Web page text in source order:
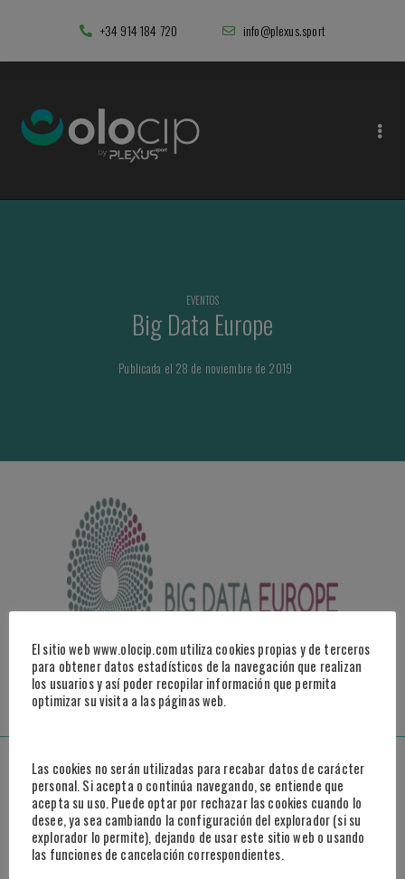
+34 914 184 720 info@plexus.sport
EVENTOS
Big Data Europe
Publicada el 28 de noviembre de 2019
ACCEDER AL VIDEO
Madrid
Paseo de la Castellana, 95, 25º B
28046 Madrid
Marbella
El sitio web www.olocip.com utiliza cookies propias y de terceros
para obtener datos estadísticos de la navegación que realizan
los usuarios y así poder recopilar información que permita
optimizar su visita a las páginas web.
Las cookies no serán utilizadas para recabar datos de carácter
personal. Si acepta o continúa navegando, se entiende que
acepta su uso. Puede optar por rechazar las cookies cuando lo
desee, ya sea cambiando la configuración del explorador (si su
explorador lo permite), dejando de usar este sitio web o usando
las funciones de cancelación correspondientes.